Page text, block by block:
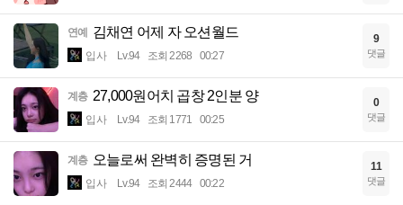
연예 김채연 어제 자 오션월드
입사 Lv.94 조회 2268 00:27
9
댓글
계층 27,000원어치 곱창 2인분 양
입사 Lv.94 조회 1771 00:25
0
댓글
계층 오늘로써 완벽히 증명된 거
입사 Lv.94 조회 2444 00:22
11
댓글